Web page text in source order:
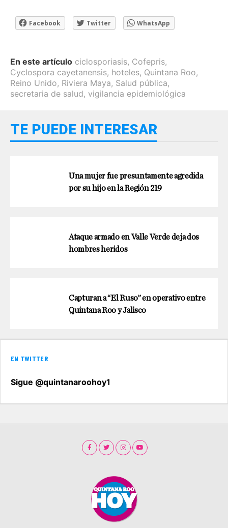
Facebook Twitter WhatsApp
En este artículo ciclosporiasis, Cofepris,
Cyclospora cayetanensis, hoteles, Quintana Roo,
Reino Unido, Riviera Maya, Salud pública,
secretaria de salud, vigilancia epidemiológica
TE PUEDE INTERESAR
Una mujer fue presuntamente agredida
por su hijo en la Región 219
Ataque armado en Valle Verde deja dos
hombres heridos
Capturan a “El Ruso” en operativo entre
Quintana Roo y Jalisco
EN TWITTER
Sigue @quintanaroohoy1